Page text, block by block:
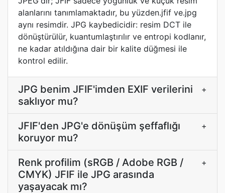
alanlarını tanımlamaktadır, bu yüzden.jfif ve.jpg
aynı resimdir. JPG kaybedicidir: resim DCT ile
dönüştürülür, kuantumlaştırılır ve entropi kodlanır,
ne kadar atıldığına dair bir kalite düğmesi ile
kontrol edilir.
JPG benim JFIF'imden EXIF verilerini
saklıyor mu?
+
JFIF'den JPG'e dönüşüm şeffaflığı
koruyor mu?
+
Renk profilim (sRGB / Adobe RGB /
CMYK) JFIF ile JPG arasında
yaşayacak mı?
+